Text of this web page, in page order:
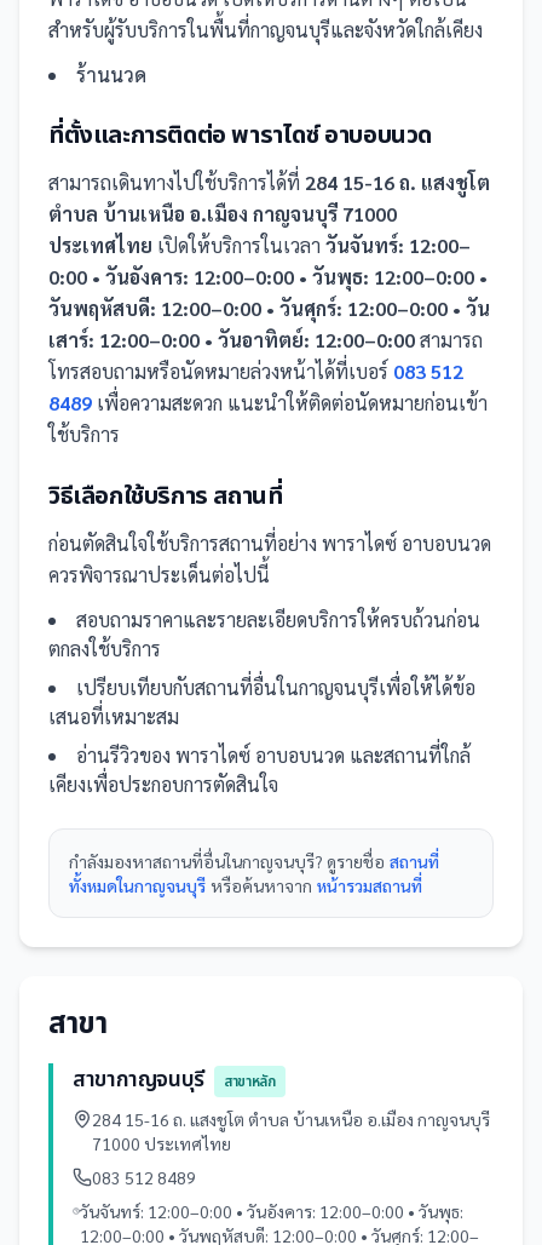
สำหรับผู้รับบริการในพื้นที่กาญจนบุรีและจังหวัดใกล้เคียง
ร้านนวด
ที่ตั้งและการติดต่อพาราไดซ์ อาบอบนวด
สามารถเดินทางไปใช้บริการได้ที่ 284 15-16 ถ. แสงชูโต
ตำบล บ้านเหนือ อ.เมือง กาญจนบุรี 71000
ประเทศไทย เปิดให้บริการในเวลา วันจันทร์: 12:00–
0:00 • วันอังคาร: 12:00–0:00 • วันพุธ: 12:00–0:00 •
วันพฤหัสบดี: 12:00–0:00 • วันศุกร์: 12:00–0:00 • วัน
เสาร์: 12:00–0:00 • วันอาทิตย์: 12:00–0:00สามารถ
โทรสอบถามหรือนัดหมายล่วงหน้าได้ที่เบอร์ 083 512
8489 เพื่อความสะดวก แนะนำให้ติดต่อนัดหมายก่อนเข้า
ใช้บริการ
วิธีเลือกใช้บริการ สถานที่
ก่อนตัดสินใจใช้บริการสถานที่อย่าง พาราไดซ์ อาบอบนวด
ควรพิจารณาประเด็นต่อไปนี้
สอบถามราคาและรายละเอียดบริการให้ครบถ้วนก่อน
ตกลงใช้บริการ
เปรียบเทียบกับสถานที่อื่นในกาญจนบุรีเพื่อให้ได้ข้อ
เสนอที่เหมาะสม
อ่านรีวิวของ พาราไดซ์ อาบอบนวด และสถานที่ใกล้
เคียงเพื่อประกอบการตัดสินใจ
กำลังมองหาสถานที่อื่นในกาญจนบุรี? ดูรายชื่อ สถานที่
ทั้งหมดในกาญจนบุรี หรือค้นหาจาก หน้ารวมสถานที่
สาขา
สาขากาญจนบุรี
สาขาหลัก
284 15-16 ถ. แสงชูโต ตำบล บ้านเหนือ อ.เมือง กาญจนบุรี
71000 ประเทศไทย
083 512 8489
วันจันทร์: 12:00–0:00 • วันอังคาร: 12:00–0:00 • วันพุธ:
12:00–0:00 • วันพฤหัสบดี: 12:00–0:00 • วันศุกร์: 12:00–